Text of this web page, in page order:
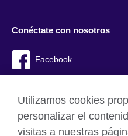
Conéctate con nosotros
Facebook
Utilizamos cookies
personalizar el
visitas a nuestras